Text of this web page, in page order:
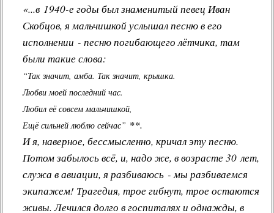
«...в 1940-е годы был знаменитый певец Иван
Скобцов, я мальчишкой услышал песню в его
исполнении - песню погибающего лётчика, там
были такие слова:
“Так значит, амба. Так значит, крышка.
Любви моей последний час.
Любил её совсем мальчишкой,
Ещё сильней люблю сейчас” **.
И я, наверное, бессмысленно, кричал эту песню.
Потом забылось всё, и, надо же, в возрасте 30 лет,
служа в авиации, я разбиваюсь - мы разбиваемся
экипажем! Трагедия, трое гибнут, трое остаются
живы. Лечился долго в госпиталях и однажды, в